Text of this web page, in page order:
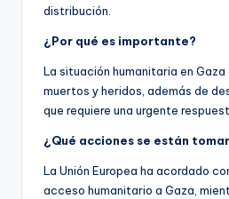
distribución.
¿Por qué es importante?
La situación humanitaria en
muertos y heridos, además de
que requiere una urgente
¿Qué acciones se están
La Unión Europea ha acordado
acceso humanitario a Gaza,